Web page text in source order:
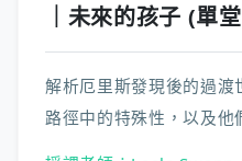
｜未來的孩子 (單
解析厄里斯發現後的過渡
路徑中的特殊性，以及